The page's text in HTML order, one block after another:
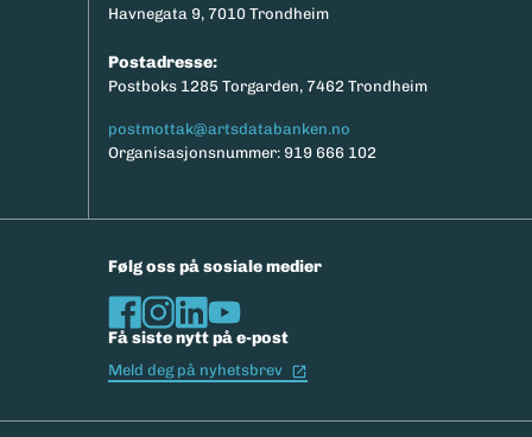
Havnegata 9, 7010 Trondheim
Postadresse:
Postboks 1285 Torgarden, 7462 Trondheim
postmottak@artsdatabanken.no
Organisasjonsnummer: 919 666 102
Følg oss på sosiale medier
Få siste nytt på e-post
Meld deg på nyhetsbrev